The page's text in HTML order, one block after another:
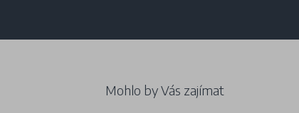
Mohlo by Vás zajímat